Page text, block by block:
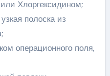
Хлоргексидином;
полоска из
операционного поля,